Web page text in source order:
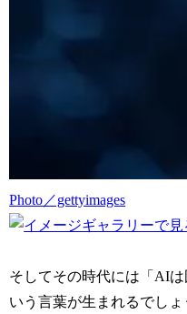
Photo／gettyimages
そしてその時代には「AIは
いう言葉が生まれるでし